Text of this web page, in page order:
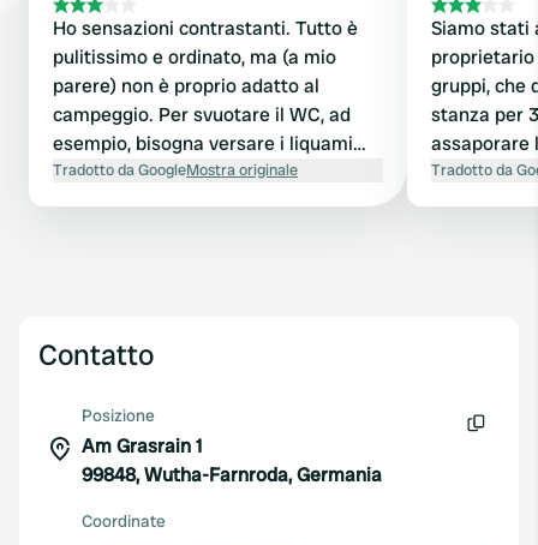
Ho sensazioni contrastanti. Tutto è
pulitissimo e ordinato, ma (a mio
parere) non è proprio adatto al
campeggio. Per svuotare il WC, ad
esempio, bisogna versare i liquami
direttamente nell'impianto di
depurazione. Le acque grigie possono
punto a favore: la natura qui è di una
bellezza mozzafiato! Ci sono bei
bicicletta. Con qualche piccolo
accorgimento, sarebbe un ottimo
posto.
Tradotto da GoogleMostra originale
Siamo stati
gruppi, che
stanza per
assaporare
"questo è il
Tradotto da
Contatto
Posizione
Am Grasrain 1
99848, Wutha-Farnroda, Germania
Coordinate